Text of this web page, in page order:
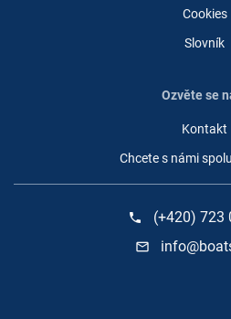
Cookies
Slovník
Ozvěte se
Kontakt
Chcete s námi
phone (+420) 723
mail_outline